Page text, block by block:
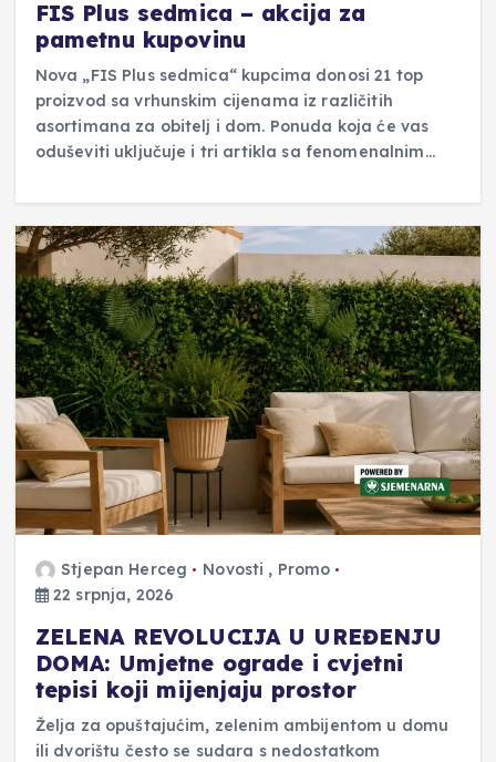
FIS Plus sedmica – akcija za
pametnu kupovinu
Nova „FIS Plus sedmica“ kupcima donosi 21 top
proizvod sa vrhunskim cijenama iz različitih
asortimana za obitelj i dom. Ponuda koja će vas
oduševiti uključuje i tri artikla sa fenomenalnim…
Stjepan Herceg Novosti , Promo
22 srpnja, 2026
ZELENA REVOLUCIJA U UREĐENJU
DOMA: Umjetne ograde i cvjetni
tepisi koji mijenjaju prostor
Želja za opuštajućim, zelenim ambijentom u domu
ili dvorištu često se sudara s nedostatkom